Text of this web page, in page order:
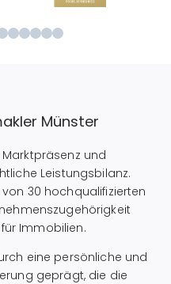
Münster
und
Leistungsbilanz.
30 hochqualifizierten
Immobilien.
eine persönliche und
geprägt, die die